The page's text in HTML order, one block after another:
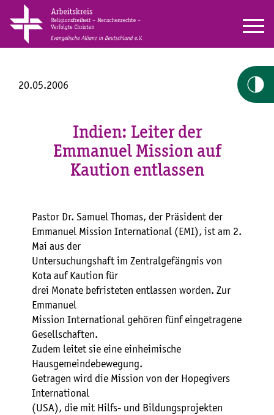
20.05.2006
Indien: Leiter der
Emmanuel Mission auf
Kaution entlassen
Pastor Dr. Samuel Thomas, der Präsident der
Emmanuel Mission International (EMI), ist am 2.
Mai aus der
Untersuchungshaft im Zentralgefängnis von
Kota auf Kaution für
drei Monate befristeten entlassen worden. Zur
Emmanuel
Mission International gehören fünf eingetragene
Gesellschaften.
Zudem leitet sie eine einheimische
Hausgemeindebewegung.
Getragen wird die Mission von der Hopegivers
International
(USA), die mit Hilfs- und Bildungsprojekten